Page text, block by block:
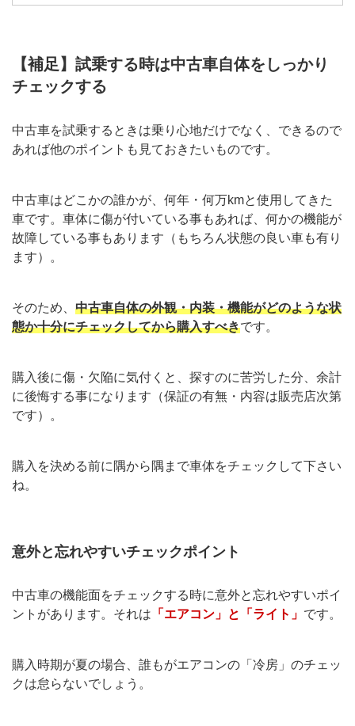
【補足】試乗する時は中古車自体をしっかり
チェックする
中古車を試乗するときは乗り心地だけでなく、できるので
あれば他のポイントも見ておきたいものです。
中古車はどこかの誰かが、何年・何万kmと使用してきた
車です。車体に傷が付いている事もあれば、何かの機能が
故障している事もあります（もちろん状態の良い車も有り
ます）。
そのため、 中古車自体の外観・内装・機能がどのような状
態か十分にチェックしてから購入すべきです。
購入後に傷・欠陥に気付くと、探すのに苦労した分、余計
に後悔する事になります（保証の有無・内容は販売店次第
です）。
購入を決める前に隅から隅まで車体をチェックして下さい
ね。
意外と忘れやすいチェックポイント
中古車の機能面をチェックする時に意外と忘れやすいポイ
ントがあります。それは 「エアコン」と「ライト」 です。
購入時期が夏の場合、誰もがエアコンの「冷房」のチェッ
クは怠らないでしょう。